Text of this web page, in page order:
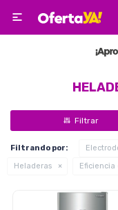

Filtrando por:
Heladeras
Eficiencia
Tv,